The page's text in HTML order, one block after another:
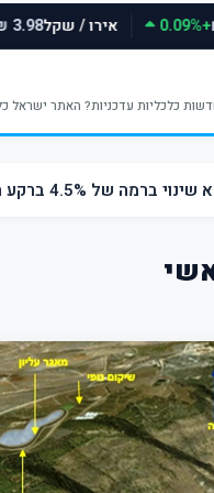
+0.09% אירו / שקל3.98 ₪
הלחצים האינפלציוניים.